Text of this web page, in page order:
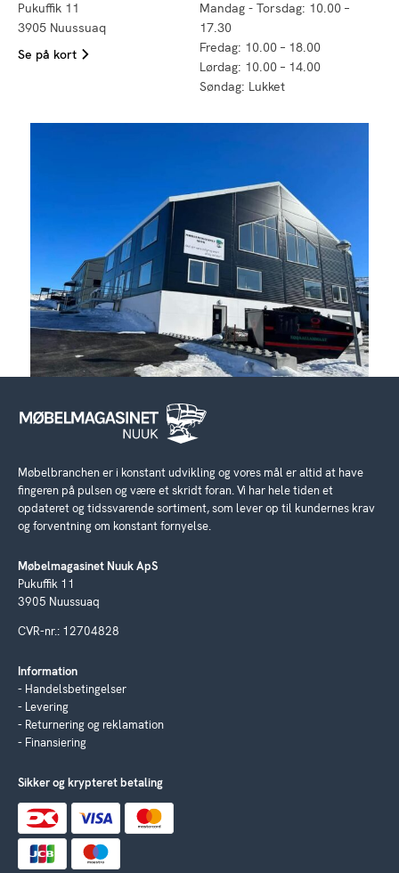
Pukuffik 11
3905 Nuussuaq
Se på kort
Mandag - Torsdag: 10.00 –
17.30
Fredag: 10.00 – 18.00
Lørdag: 10.00 – 14.00
Søndag: Lukket
Møbelbranchen er i konstant udvikling og vores mål er altid at have
fingeren på pulsen og være et skridt foran. Vi har hele tiden et
opdateret og tidssvarende sortiment, som lever op til kundernes krav
og forventning om konstant fornyelse.
Møbelmagasinet Nuuk ApS
Pukuffik 11
3905 Nuussuaq
CVR-nr.: 12704828
Information
Handelsbetingelser
Levering
Returnering og reklamation
Finansiering
Sikker og krypteret betaling